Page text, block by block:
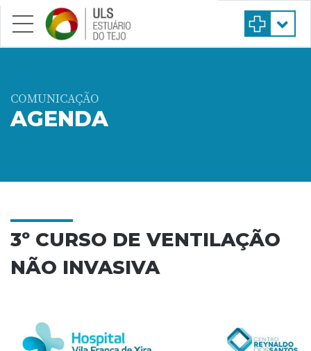
Saltar para conteúdo principal
COMUNICAÇÃO
AGENDA
3º CURSO DE VENTILAÇÃO
NÃO INVASIVA